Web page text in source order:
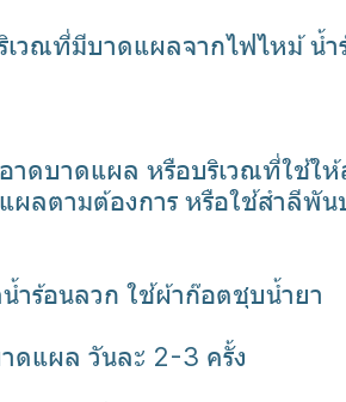
เวณที่มีบาดแผลจากไฟไหม้ น้
าดบาดแผล หรือบริเวณที่ใช้ใ
ผลตามต้องการ หรือใช้สำลีพั
ำร้อนลวก ใช้ผ้าก๊อตชุบน้ำยา
ดแผล วันละ 2-3 ครั้ง